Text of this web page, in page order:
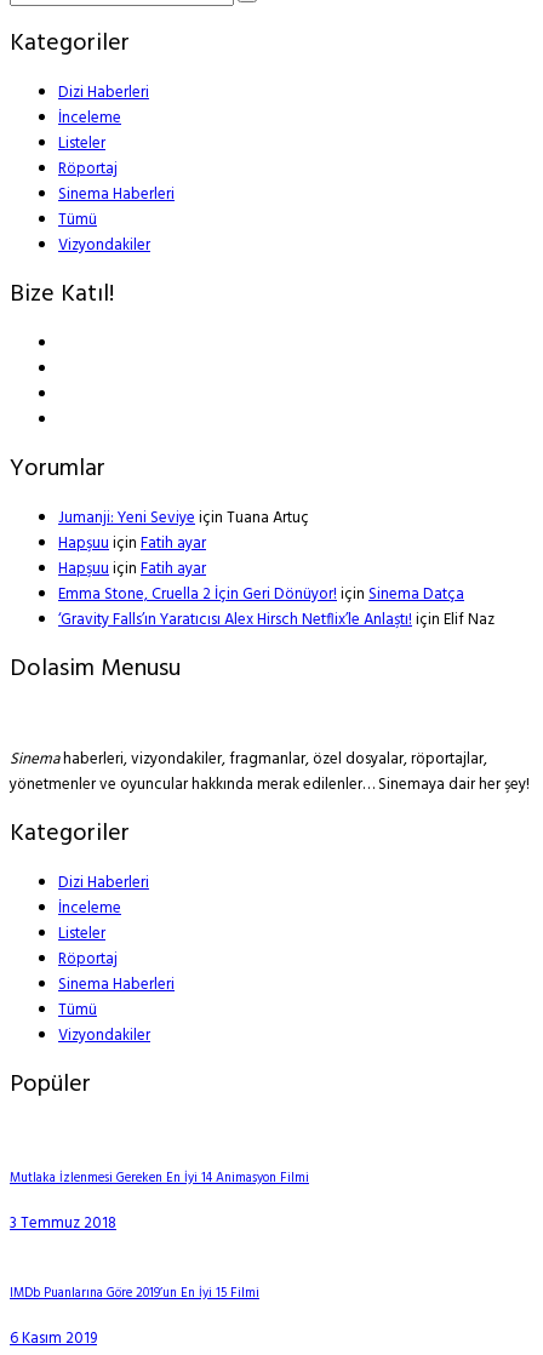
Kategoriler
Dizi Haberleri
İnceleme
Listeler
Röportaj
Sinema Haberleri
Tümü
Vizyondakiler
Bize Katıl!
Yorumlar
Jumanji: Yeni SeviyeiçinTuana Artuç
HapşuuiçinFatih ayar
HapşuuiçinFatih ayar
Emma Stone, Cruella 2 İçin Geri Dönüyor!içinSinema Datça
‘Gravity Falls’ın Yaratıcısı Alex Hirsch Netflix’le Anlaştı!içinElif Naz
Dolasim Menusu
Sinemahaberleri, vizyondakiler, fragmanlar, özel dosyalar, röportajlar,
yönetmenler ve oyuncular hakkında merak edilenler… Sinemaya dair her şey!
Kategoriler
Dizi Haberleri
İnceleme
Listeler
Röportaj
Sinema Haberleri
Tümü
Vizyondakiler
Popüler
Mutlaka İzlenmesi Gereken En İyi 14 Animasyon Filmi
3 Temmuz 2018
IMDb Puanlarına Göre 2019’un En İyi 15 Filmi
6 Kasım 2019